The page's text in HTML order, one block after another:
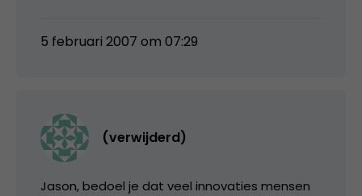
5 februari 2007 om 07:29
(verwijderd)
Jason, bedoel je dat veel innovaties mensen